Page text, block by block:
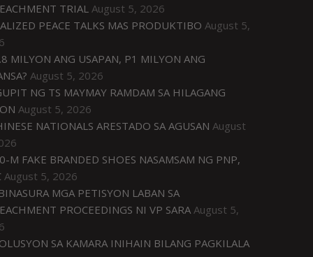
TRIAL August 5, 2026
PEACE TALKS MAS PRODUKTIBO August 5,
MILYON ANG USAPAN, P1 MILYON ANG
August 5, 2026
NG TS MAYMAY RAMDAM SA HILAGANG
August 5, 2026
NATIONALS ARESTADO SA AGUSAN August
M FAKE BRANDED SHOES NASAMSAM NG PNP,
August 5, 2026
MGA PETISYON LABAN SA
PROCEEDINGS NI VP SARA August 5,
SA KAMARA INIHAIN BILANG PAGKILALA